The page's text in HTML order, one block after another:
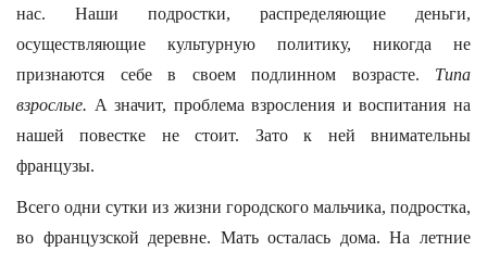
нас. Наши подростки, распределяющие деньги,
осуществляющие культурную политику, никогда не
признаются себе в своем подлинном возрасте. Типа
взрослые. А значит, проблема взросления и воспитания на
нашей повестке не стоит. Зато к ней внимательны
французы.
Всего одни сутки из жизни городского мальчика, подростка,
во французской деревне. Мать осталась дома. На летние